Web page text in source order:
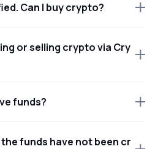
Can I buy crypto?
or selling crypto via Cry
funds?
funds have not been cr